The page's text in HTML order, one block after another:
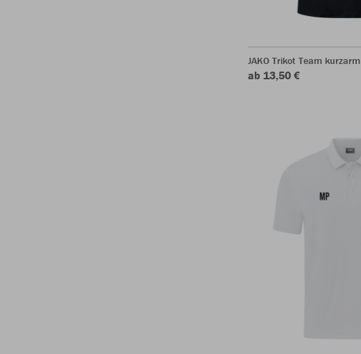
JAKO Trikot Team kurzarm
ab 13,50 €